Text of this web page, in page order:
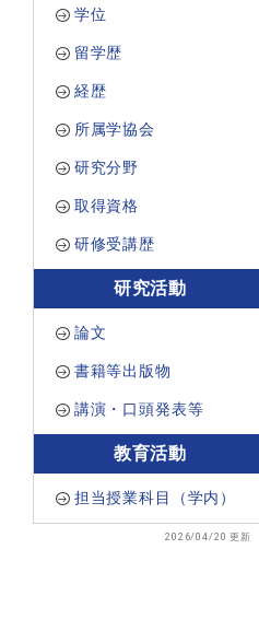
学位
留学歴
経歴
所属学協会
研究分野
取得資格
研修受講歴
研究活動
論文
書籍等出版物
講演・口頭発表等
教育活動
担当授業科目（学内）
2026/04/20 更新